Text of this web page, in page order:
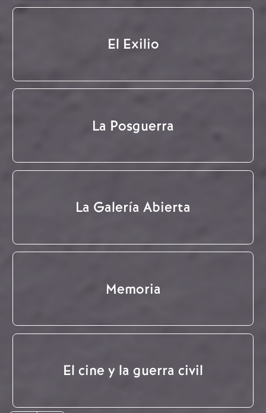
El Exilio
La Posguerra
La Galería Abierta
Memoria
El cine y la guerra civil